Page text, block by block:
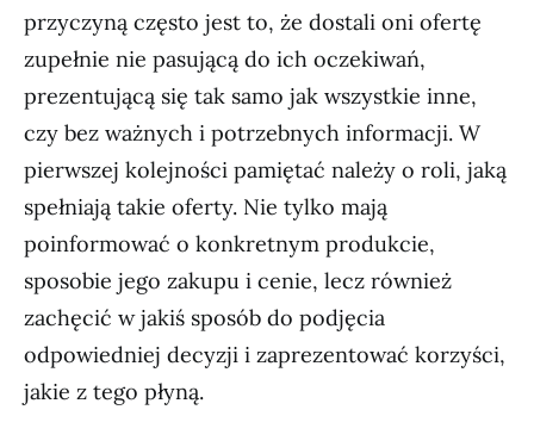
przyczyną często jest to, że dostali oni ofertę
zupełnie nie pasującą do ich oczekiwań,
prezentującą się tak samo jak wszystkie inne,
czy bez ważnych i potrzebnych informacji. W
pierwszej kolejności pamiętać należy o roli, jaką
spełniają takie oferty. Nie tylko mają
poinformować o konkretnym produkcie,
sposobie jego zakupu i cenie, lecz również
zachęcić w jakiś sposób do podjęcia
odpowiedniej decyzji i zaprezentować korzyści,
jakie z tego płyną.